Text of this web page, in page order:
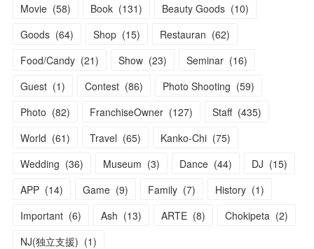
Movie (58) Book (131) Beauty Goods (10)
Goods (64) Shop (15) Restauran (62)
Food/Candy (21) Show (23) Seminar (16)
Guest (1) Contest (86) Photo Shooting (59)
Photo (82) FranchiseOwner (127) Staff (435)
World (61) Travel (65) Kanko-Chi (75)
Wedding (36) Museum (3) Dance (44) DJ (15)
APP (14) Game (9) Family (7) History (1)
Important (6) Ash (13) ARTE (8) Chokipeta (2)
NJ(独立支援) (1)